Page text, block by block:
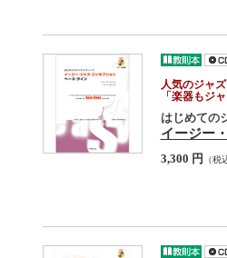
人気のジャ
「楽器もジ
はじめての
イージー
3,300 円 （税